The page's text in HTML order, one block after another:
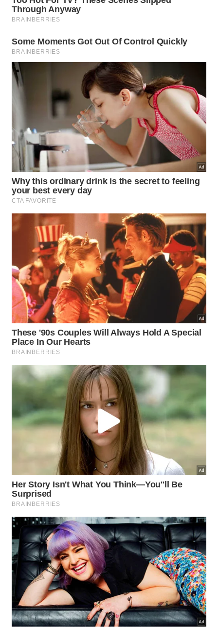
cadeias alimentares extensas, águas saudáveis e
rotas oceânicas funcionais para crescer e
Quando um exemplar de 2,5 metros chega à costa,
ele aproxima o público de uma vida marinha que
normalmente permanece invisível. O impacto visual
do peixe gigante mostra que o mar não é um
cenário distante, mas um ecossistema conectado a
temperatura, poluição, pesca, correntes e
conservação de espécies pouco vistas no dia a dia.